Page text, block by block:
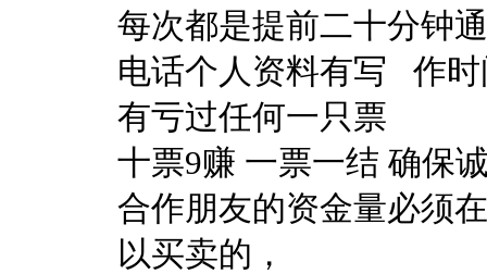
每次都是提前二十分钟
电话个人资料有写 作时
有亏过任何一只票
十票9赚 一票一结 确保
合作朋友的资金量必须
以买卖的，